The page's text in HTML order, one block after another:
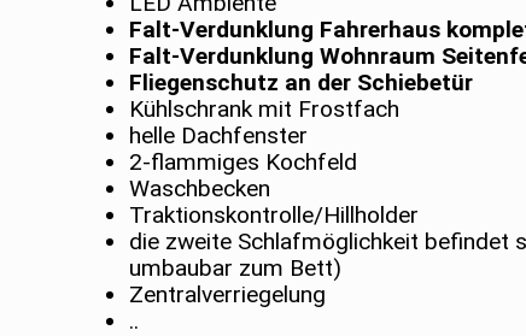
Falt-Verdunklung Fahrerhaus
Falt-Verdunklung Wohnraum
Fliegenschutz an der Schiebetür
Kühlschrank mit Frostfach
helle Dachfenster
2-flammiges Kochfeld
Waschbecken
Traktionskontrolle/Hillholder
die zweite Schlafmöglichkeit befindet
umbaubar zum Bett)
Zentralverriegelung
..